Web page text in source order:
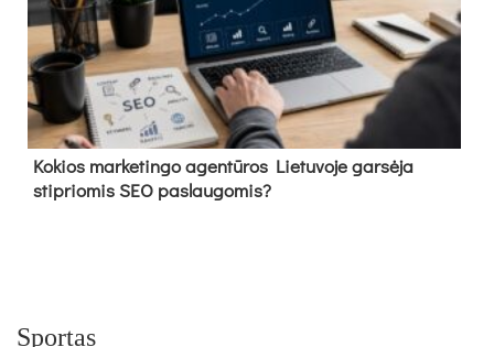
Kokios marketingo agentūros Lietuvoje garsėja
stipriomis SEO paslaugomis?
Sportas